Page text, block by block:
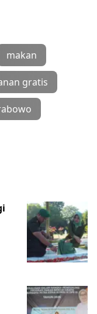
makan
gratis